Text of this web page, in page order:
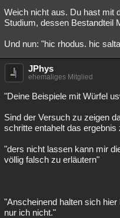
Weich nicht aus. Du hast mit
Studium, dessen Bestandteil
Und nun: "hic rhodus. hic
JPhys
ehemaliges Mitglied
"Deine Beispiele mit Würfel
Sind der Versuch zu zeigen
schritte entahelt das ergebnis
"ders nicht lassen kann mir
völlig falsch zu erläutern"
"Anscheinend halten sich
nur ich nicht."